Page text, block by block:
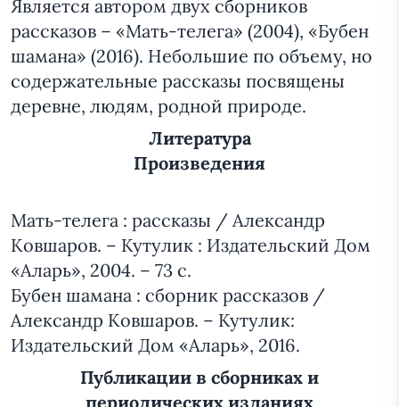
Является автором двух сборников
рассказов – «Мать-телега» (2004), «Бубен
шамана» (2016). Небольшие по объему, но
содержательные рассказы посвящены
деревне, людям, родной природе.
Литература
Произведения
Мать-телега : рассказы / Александр
Ковшаров. – Кутулик : Издательский Дом
«Аларь», 2004. – 73 с.
Бубен шамана : сборник рассказов /
Александр Ковшаров. – Кутулик:
Издательский Дом «Аларь», 2016.
Публикации в сборниках и
периодических изданиях